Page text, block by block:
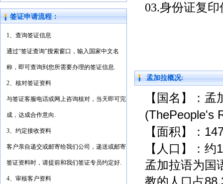
签证申请流程：
1、查询签证信息
通过“签证查询”搜索窗口，输入国家中文名
称，即可查询到您所需要办理的签证信息.
2、核对签证资料
与签证客服电话或网上咨询核对，当天即可完
成，达成合作意向.
3、约定接收资料
客户亲自递交或邮寄给我们公司，递送或邮寄
签证资料时，请提前和我们签证专员约定好.
4、审核客户资料
03.身份证复印
孟加拉概况:
【国名】：
(ThePeople's
【面积】：
【人口】：约
孟加拉语为国